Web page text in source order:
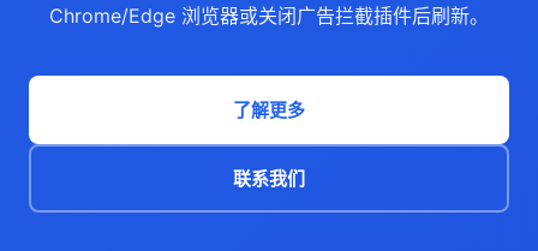
Chrome/Edge 浏览器或关闭广告拦截插件后刷新。
了解更多
联系我们